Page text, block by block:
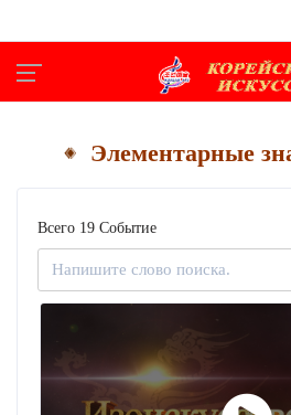
Элементарные
Всего 19 Событие